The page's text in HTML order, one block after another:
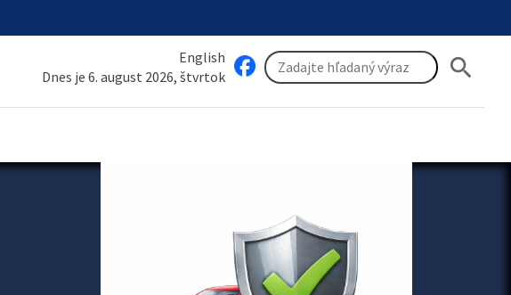
English
Dnes je 6. august 2026, štvrtok
search